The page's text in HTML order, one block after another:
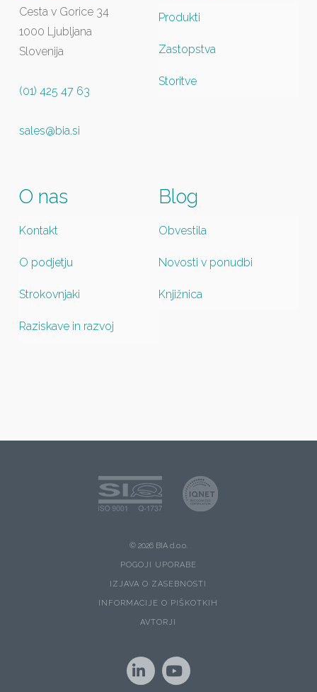
Cesta v Gorice 34
1000 Ljubljana
Slovenija
(01) 425 47 63
sales@bia.si
Produkti
Zastopstva
Storitve
O nas
Kontakt
O podjetju
Strokovnjaki
Raziskave in razvoj
Blog
Obvestila
Novosti v ponudbi
Knjižnica
© 2026 BIA d.o.o.
POGOJI UPORABE
IZJAVA O ZASEBNOSTI
INFORMACIJE O PIŠKOTKIH
AVTORJI